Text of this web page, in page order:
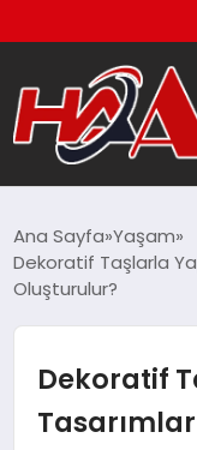
DÜNYA
Ana Sayfa Yaşam
Dekoratif Taşlarla
Oluşturulur?
Dekoratif